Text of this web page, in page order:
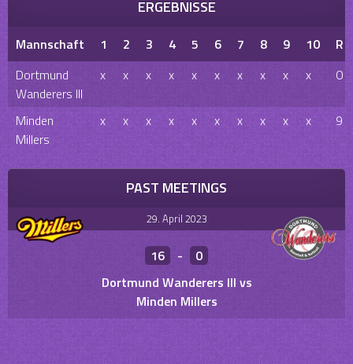
ERGEBNISSE
Mannschaft 1 2 3 4 5 6 7 8 9 10
R
Dortmund
Wanderers III
x x x x x x x x x x 0
Minden
Millers
x x x x x x x x x x 9
PAST MEETINGS
29. April 2023
16 -
0
Dortmund Wanderers III vs
Minden Millers